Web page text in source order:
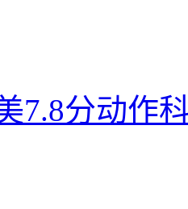
7.8分动作